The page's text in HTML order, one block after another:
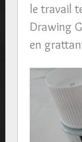
le travail
Drawing
en